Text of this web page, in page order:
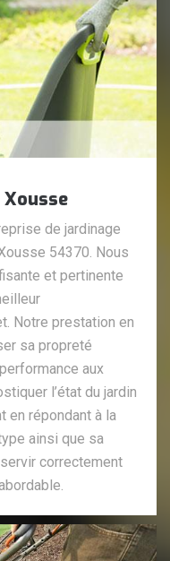
de jardinage
54370. Nous
et pertinente
Notre prestation en
sa propreté
aux
l’état du jardin
en répondant à la
ainsi que sa
correctement